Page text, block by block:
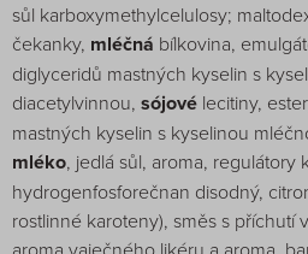
sůl karboxymethylcelulosy;
čekanky, mléčná bílkovina,
diglyceridů mastných kyselin s
diacetylvinnou, sójové lecitiny,
mastných kyselin s kyselinou
mléko, jedlá sůl, aroma, regulátory
hydrogenfosforečnan disodný,
rostlinné karoteny), směs s příchutí